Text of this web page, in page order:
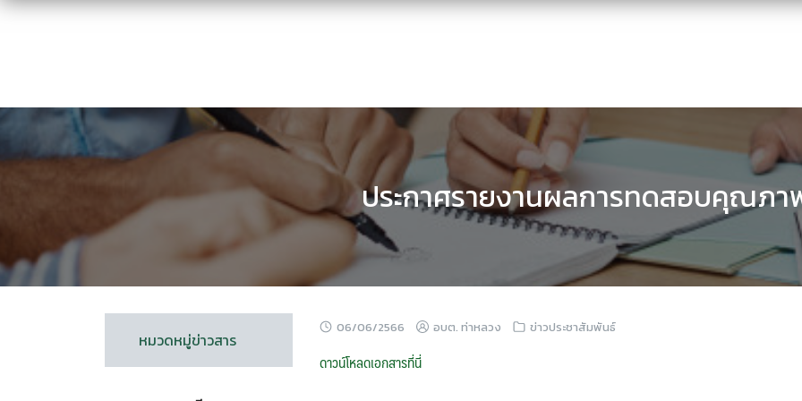
Skip
ประกาศรายงานผลการทดสอบคุณภา
06/06/2566 อบต. ท่าหลวง ข่าวประชาสัมพันธ์
ดาวน์โหลดเอกสารที่นี่
หมวดหมู่ข่าวสาร